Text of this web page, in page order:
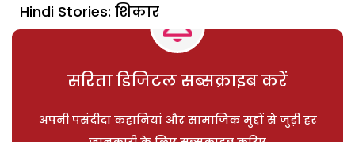
Hindi Stories: शिकार
सरिता डिजिटल सब्सक्राइब करें
अपनी पसंदीदा कहानियां और सामाजिक मुद्दों से जुड़ी हर